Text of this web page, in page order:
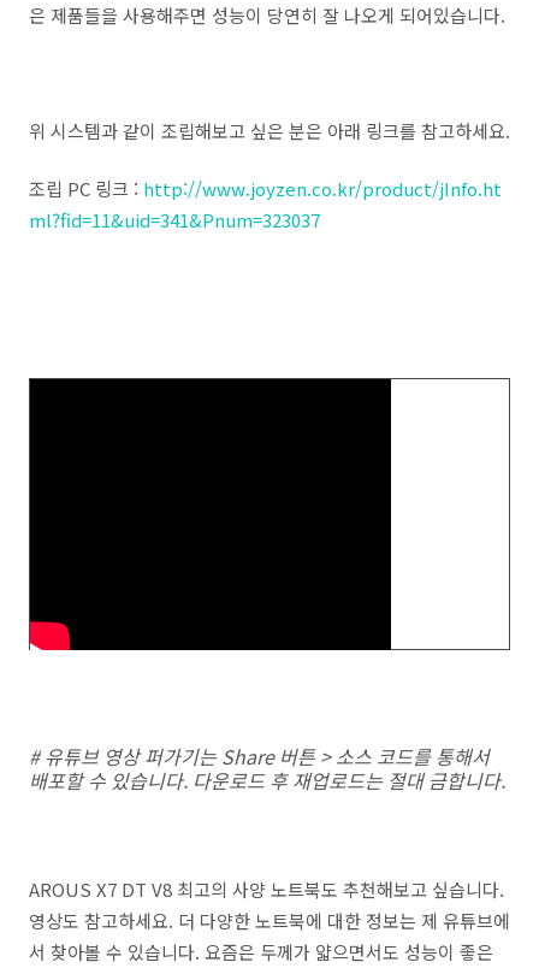
은 제품들을 사용해주면 성능이 당연히 잘 나오게 되어있습니다.
위 시스템과 같이 조립해보고 싶은 분은 아래 링크를 참고하세요.
조립 PC 링크 : http://www.joyzen.co.kr/product/jInfo.ht
ml?fid=11&uid=341&Pnum=323037
# 유튜브 영상 퍼가기는 Share 버튼 > 소스 코드를 통해서
배포할 수 있습니다. 다운로드 후 재업로드는 절대 금합니다.
AROUS X7 DT V8 최고의 사양 노트북도 추천해보고 싶습니다.
영상도 참고하세요. 더 다양한 노트북에 대한 정보는 제 유튜브에
서 찾아볼 수 있습니다. 요즘은 두께가 얇으면서도 성능이 좋은